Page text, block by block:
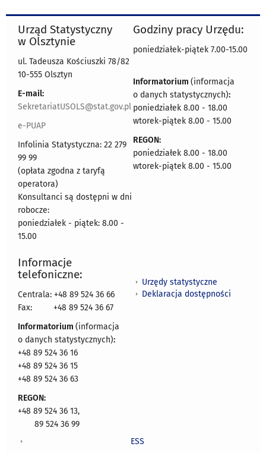
Urząd Statystyczny
w Olsztynie
ul. Tadeusza Kościuszki 78/82
10-555 Olsztyn
E-mail:
SekretariatUSOLS@stat.gov.pl
e-PUAP
Infolinia Statystyczna: 22 279
99 99
(opłata zgodna z taryfą
operatora)
Konsultanci są dostępni w dni
robocze:
poniedziałek - piątek: 8.00 -
15.00
Godziny pracy Urzędu:
poniedziałek-piątek 7.00-15.00
Informatorium (informacja
o danych statystycznych):
poniedziałek 8.00 - 18.00
wtorek-piątek 8.00 - 15.00
REGON:
poniedziałek 8.00 - 18.00
wtorek-piątek 8.00 - 15.00
Informacje
telefoniczne:
Centrala: +48 89 524 36 66
Fax:
+48 89 524 36 67
Informatorium (informacja
o danych statystycznych):
+48 89 524 36 16
+48 89 524 36 15
+48 89 524 36 63
REGON:
+48 89 524 36 13,
89 524 36 99
Urzędy statystyczne
Deklaracja dostępności
ESS